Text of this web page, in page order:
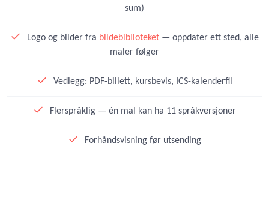
sum)
Logo og bilder fra bildebiblioteket— oppdater ett sted, alle
maler følger
Vedlegg: PDF-billett, kursbevis, ICS-kalenderfil
Flerspråklig — én mal kan ha 11 språkversjoner
Forhåndsvisning før utsending